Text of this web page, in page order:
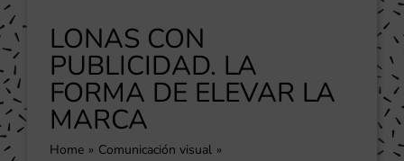
Productos
Trabajos
Nosotros
Blog
Contacto
LONAS CON
PUBLICIDAD. LA
FORMA DE ELEVAR LA
MARCA
Home
Comunicación visual